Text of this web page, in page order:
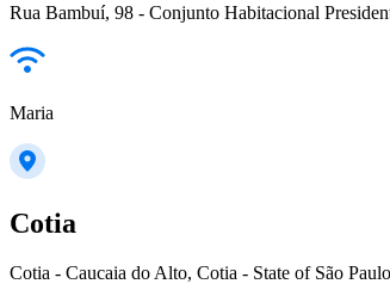
Rua Bambuí, 98 - Conjunto Habitacional
Maria
Cotia
Cotia - Caucaia do Alto, Cotia - State of São